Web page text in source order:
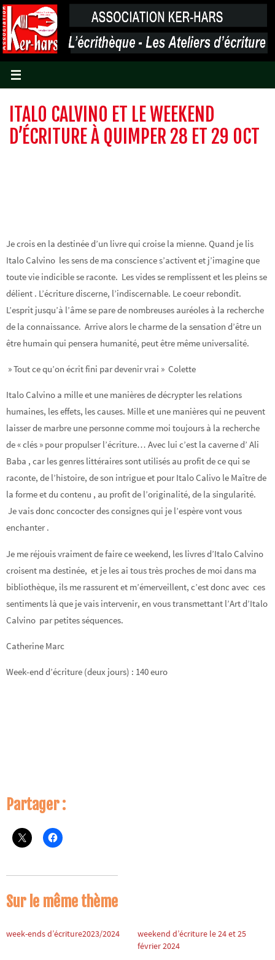
Passer
vers
le
contenu
ITALO CALVINO ET LE WEEKEND
D’ÉCRITURE À QUIMPER 28 ET 29 OCT
Je crois en la destinée d’un livre qui croise la mienne. Quand je lis
Italo Calvino les sens de ma conscience s’activent et j’imagine que
toute vie indicible se raconte. Les vides se remplissent et les pleins se
délient . L’écriture discerne, l’indiscernable. Le coeur rebondit.
L’esprit jusqu’à l’âme se pare de nombreuses auréoles à la recherche
de la connaissance. Arrive alors le charme de la sensation d’être un
être humain qui pensera humanité, peut être même universalité.
» Tout ce qu’on écrit fini par devenir vrai » Colette
Italo Calvino a mille et une manières de décrypter les relations
humaines, les effets, les causes. Mille et une manières qui ne peuvent
laisser de marbre une personne comme moi toujours à la recherche
de « clés » pour propulser l’écriture… Avec lui c’est la caverne d’ Ali
Baba , car les genres littéraires sont utilisés au profit de ce qui se
raconte, de l’histoire, de son intrigue et pour Italo Calivo le Maître de
la forme et du contenu , au profit de l’originalité, de la singularité.
Je vais donc concocter des consignes qui je l’espère vont vous
enchanter .
Je me réjouis vraiment de faire ce weekend, les livres d’Italo Calvino
croisent ma destinée, et je les ai tous très proches de moi dans ma
bibliothèque, ils me rassurent et m’émerveillent, c’est donc avec ces
sentiments là que je vais intervenir, en vous transmettant l’Art d’Italo
Calvino par petites séquences.
Catherine Marc
Week-end d’écriture (deux jours) : 140 euro
Partager :
Sur le même thème
week-ends d’écriture2023/2024
weekend d’écriture le 24 et 25
février 2024